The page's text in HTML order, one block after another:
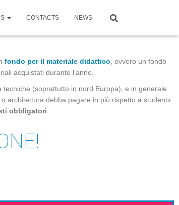
CONTACTS NEWS
fondo per il materiale didattico , ovvero un fondo
acquistati durante l’anno.
tecniche (soprattutto in nord Europa), e in generale
architettura debba pagare in più rispetto a studentз
obbligatori